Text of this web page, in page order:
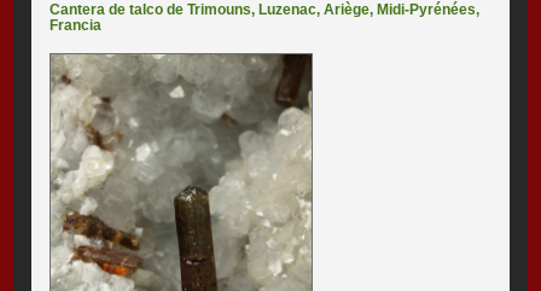
Cantera de talco de Trimouns, Luzenac,Ariège, Midi-Pyrénées,
Francia